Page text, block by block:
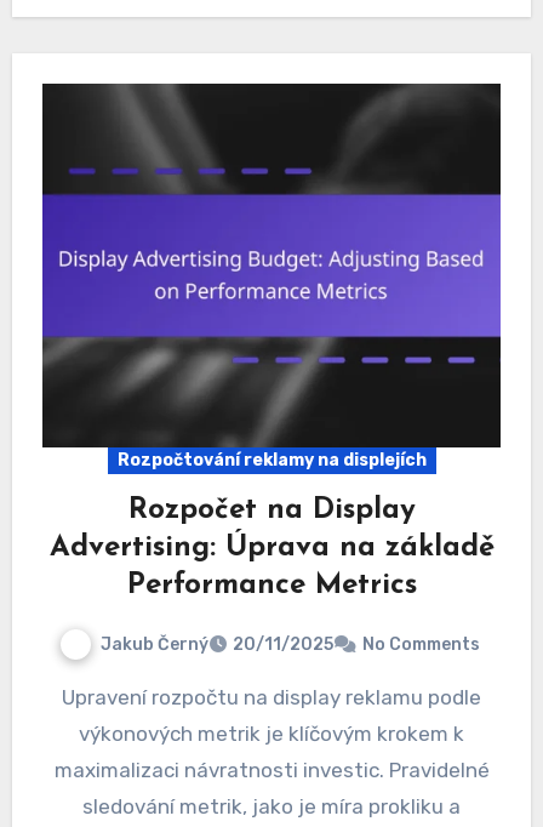
Rozpočtování reklamy na displejích
Rozpočet na Display
Advertising: Úprava na základě
Performance Metrics
Jakub Černý 20/11/2025 No Comments
Upravení rozpočtu na display reklamu podle
výkonových metrik je klíčovým krokem k
maximalizaci návratnosti investic. Pravidelné
sledování metrik, jako je míra prokliku a